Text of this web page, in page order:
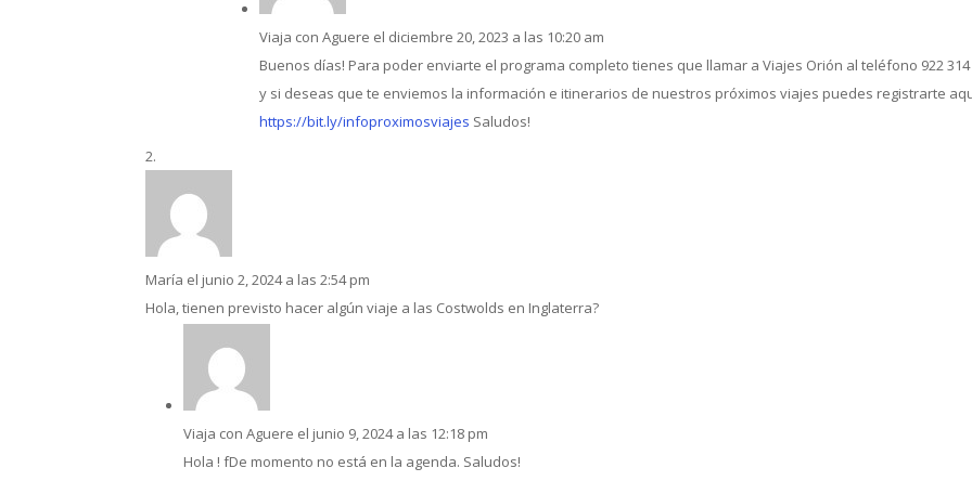
Viaja con Aguere el diciembre 20, 2023 a las 10:20 am
Buenos días! Para poder enviarte el programa completo tienes que llamar a Viajes Orión al teléfono 922 314
y si deseas que te enviemos la información e itinerarios de nuestros próximos viajes puedes registrarte
https://bit.ly/infoproximosviajes Saludos!
María el junio 2, 2024 a las 2:54 pm
Hola, tienen previsto hacer algún viaje a las Costwolds en Inglaterra?
Viaja con Aguere el junio 9, 2024 a las 12:18 pm
Hola ! fDe momento no está en la agenda. Saludos!